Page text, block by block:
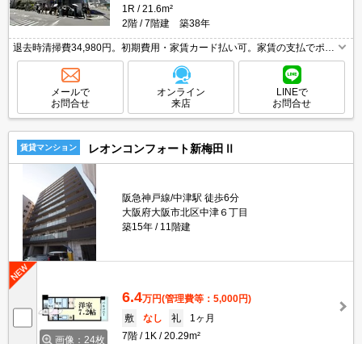
1R
21.6m²
2階
7階建 築38年
退去時清掃費34,980円。初期費用・家賃カード払い可。家賃の支払でポイ
ントたまります（条件あり）。オンライン契約相談可。オートロックつき
マンション。エレベーターあり。当店のみの限定募集。
メールで
お問合せ
オンライン
来店
LINEで
お問合せ
賃貸マンション レオンコンフォート新梅田Ⅱ
阪急神戸線/中津駅 徒歩6分
大阪府大阪市北区中津６丁目
築15年
11階建
画像：24枚
6.4万円(管理費等：5,000円)
敷
なし 礼
1ヶ月
7階
1K 20.29m²